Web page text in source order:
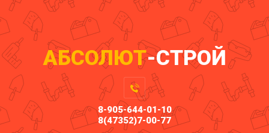
АБСОЛЮТ-СТРОЙ
8-905-644-01-10
8(47352)7-00-77